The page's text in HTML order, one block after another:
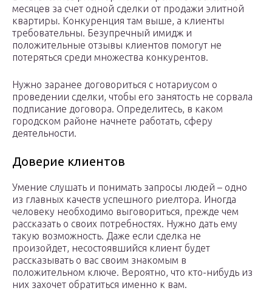
месяцев за счет одной сделки от продажи элитной
квартиры. Конкуренция там выше, а клиенты
требовательны. Безупречный имидж и
положительные отзывы клиентов помогут не
потеряться среди множества конкурентов.
Нужно заранее договориться с нотариусом о
проведении сделки, чтобы его занятость не сорвала
подписание договора. Определитесь, в каком
городском районе начнете работать, сферу
деятельности.
Доверие клиентов
Умение слушать и понимать запросы людей – одно
из главных качеств успешного риелтора. Иногда
человеку необходимо выговориться, прежде чем
рассказать о своих потребностях. Нужно дать ему
такую возможность. Даже если сделка не
произойдет, несостоявшийся клиент будет
рассказывать о вас своим знакомым в
положительном ключе. Вероятно, что кто-нибудь из
них захочет обратиться именно к вам.